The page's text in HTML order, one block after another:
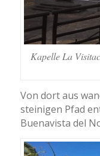
Kapelle La
Von dort aus
steinigen Pfad
Buenavista del